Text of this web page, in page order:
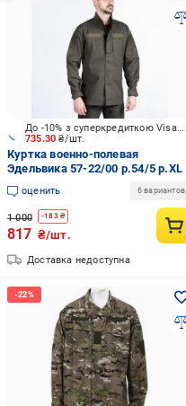
735.30₴/шт.
До -10% з суперкредиткою Visa Вигода
Куртка военно-полевая
Эдельвика 57-22/00 р.54/5 р.XL
оценить 6 вариантов
1 000 -183₴
817 ₴/шт.
Доставка недоступна